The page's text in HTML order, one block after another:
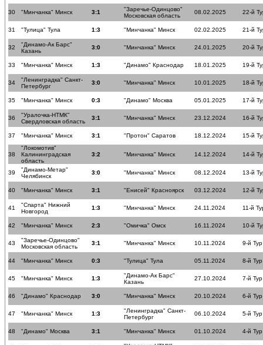
30 "Минчанка" Минск 3:1
"Заречье-Одинцово"
Московская область
08.02.2025 22-й
31 "Тулица" Тула 1:3 "Минчанка" Минск 02.02.2025 21-й
32
"Динамо-Ак Барс"
Казань
3:0 "Минчанка" Минск 24.01.2025 20-й
33 "Минчанка" Минск 1:3 "Динамо" Краснодар 18.01.2025 19-й
34
"Ленинградка" Санкт-
Петербург
3:0 "Минчанка" Минск 10.01.2025 18-й
35 "Минчанка" Минск 0:3 "Динамо" Москва 05.01.2025 17-й
36
"Уралочка-НТМК"
Свердловская область
3:1 "Минчанка" Минск 23.12.2024 16-й
37 "Минчанка" Минск 3:1 "Протон" Саратов 18.12.2024 15-й
38
"Локомотив"
Калининградская
область
3:2 "Минчанка" Минск 14.12.2024 14-й
39
"Динамо-Метар"
Челябинск
3:0 "Минчанка" Минск 08.12.2024 13-й
40 "Минчанка" Минск 3:1 "Енисей" Красноярск 03.12.2024 12-й
41
"Спарта" Нижний
Новгород
1:3 "Минчанка" Минск 24.11.2024 11-й
42 "Минчанка" Минск 2:3 "Омичка" Омск 16.11.2024 10-й
43
"Заречье-Одинцово"
Московская область
3:1 "Минчанка" Минск 10.11.2024 9-й Тур
44 "Минчанка" Минск 0:3 "Тулица" Тула 05.11.2024 8-й Тур
45 "Минчанка" Минск 1:3
"Динамо-Ак Барс"
Казань
27.10.2024 7-й Тур
46 "Динамо" Краснодар 3:0 "Минчанка" Минск 20.10.2024 6-й Тур
47 "Минчанка" Минск 1:3
"Ленинградка" Санкт-
Петербург
06.10.2024 5-й Тур
48 "Динамо" Москва 3:1 "Минчанка" Минск 01.10.2024 4-й Тур